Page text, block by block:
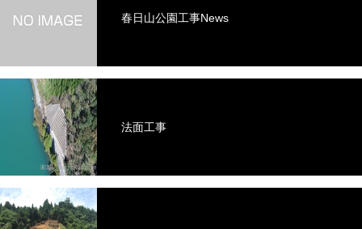
春日山公園工事News
法面工事